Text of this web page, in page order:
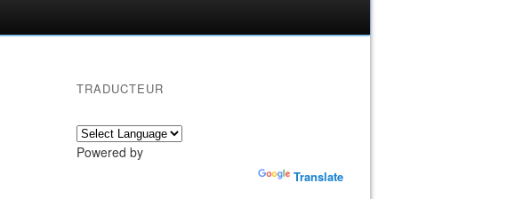
TRADUCTEUR
Powered by
Translate